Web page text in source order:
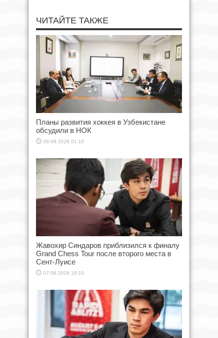
ЧИТАЙТЕ ТАКЖЕ
Планы развития хоккея в Узбекистане
обсудили в НОК
08.08.2026 01:10
Жавохир Синдаров приблизился к финалу
Grand Chess Tour после второго места в
Сент-Луисе
07.08.2026 18:10